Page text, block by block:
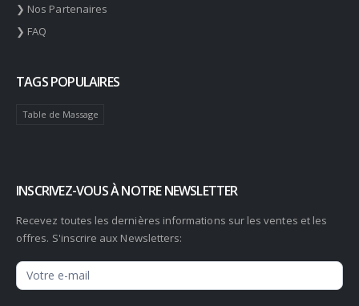
❯ Nos Partenaires
❯ FAQ
TAGS POPULAIRES
Table de Massage
INSCRIVEZ-VOUS À NOTRE NEWSLETTER
Recevez toutes les dernières informations sur les ventes et les
offres. S'inscrire aux Newsletters:
Newsletter